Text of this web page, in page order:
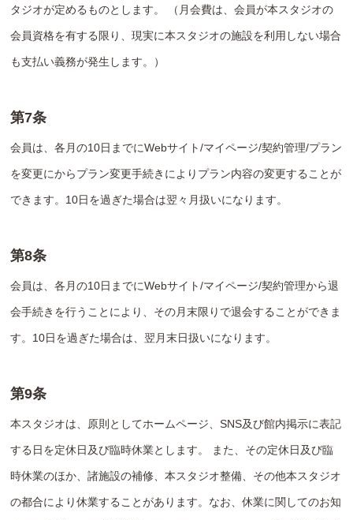
タジオが定めるものとします。 （月会費は、会員が本スタジオの
会員資格を有する限り、現実に本スタジオの施設を利用しない場合
も支払い義務が発生します。）
第7条
会員は、各月の10日までにWebサイト/マイページ/契約管理/プラン
を変更にからプラン変更手続きによりプラン内容の変更することが
できます。10日を過ぎた場合は翌々月扱いになります。
第8条
会員は、各月の10日までにWebサイト/マイページ/契約管理から退
会手続きを行うことにより、その月末限りで退会することができま
す。10日を過ぎた場合は、翌月末日扱いになります。
第9条
本スタジオは、原則としてホームページ、SNS及び館内掲示に表記
する日を定休日及び臨時休業とします。 また、その定休日及び臨
時休業のほか、諸施設の補修、本スタジオ整備、その他本スタジオ
の都合により休業することがあります。なお、休業に関してのお知